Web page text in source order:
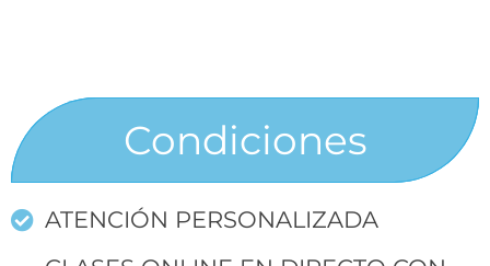
Condiciones
ATENCIÓN PERSONALIZADA